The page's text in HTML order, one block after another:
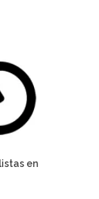
en